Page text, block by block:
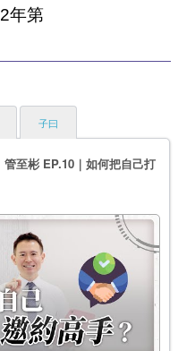
年第
管至彬 EP.10｜如何把自己打
子曰